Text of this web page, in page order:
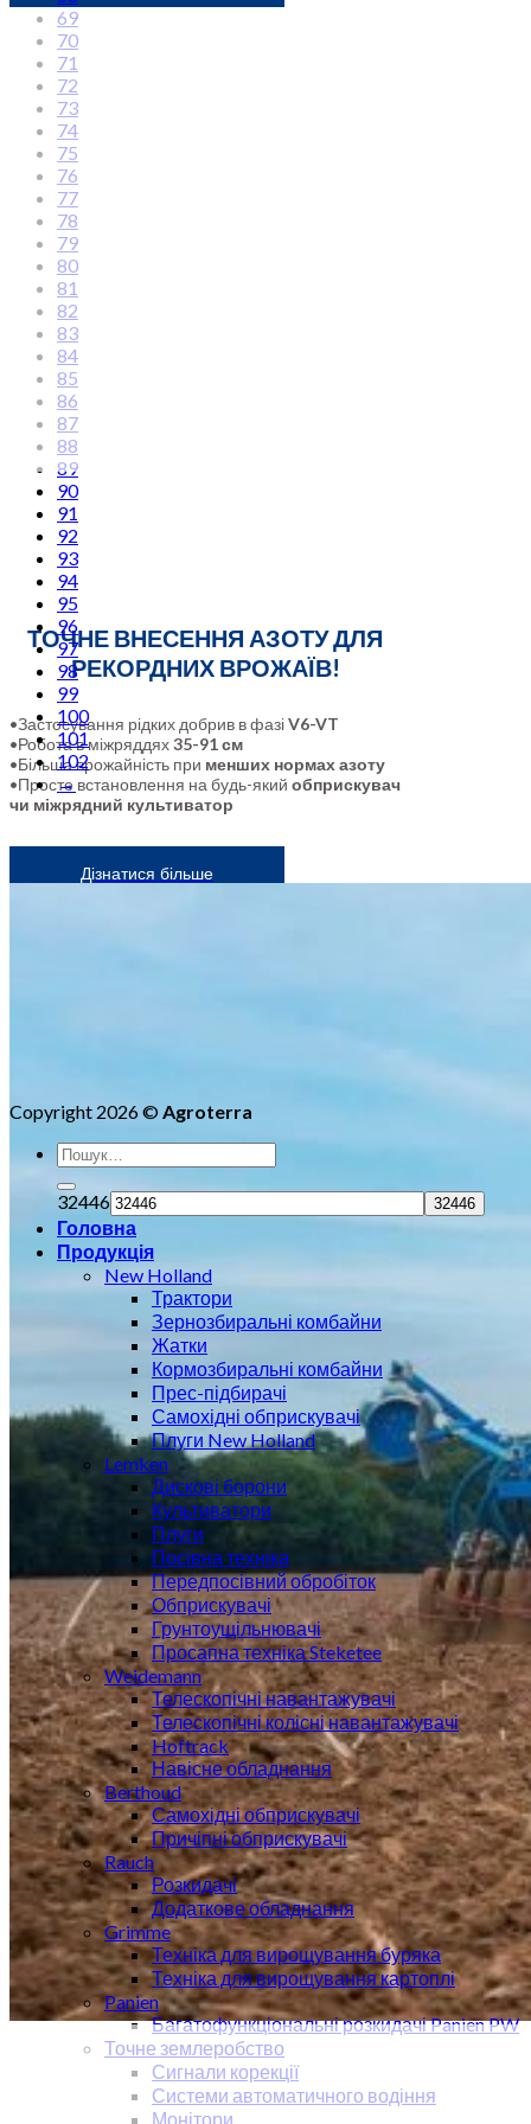
ТОЧНЕ ВНЕСЕННЯ АЗОТУ ДЛЯ
РЕКОРДНИХ ВРОЖАЇВ!
•Застосування рідких добрив в фазіV6-VT
•Робота в міжряддях35-91 см
•Більша врожайність при менших нормах азоту
•Просте встановлення на будь-який обприскувач
чи міжрядний культиватор
Дізнатися більше
69
70
71
72
73
74
75
76
77
78
79
80
81
82
83
84
85
86
87
88
89
90
91
92
93
94
95
96
97
98
99
100
101
102
→
Copyright 2026 © Agroterra
32446
Головна
Продукція
New Holland
Трактори
Зернозбиральні комбайни
Жатки
Кормозбиральні комбайни
Прес-підбирачі
Самохідні обприскувачі
Плуги New Holland
Lemken
Дискові борони
Культиватори
Плуги
Посівна техніка
Передпосівний обробіток
Обприскувачі
Грунтоущільнювачі
Просапна техніка Steketee
Weidemann
Телескопічні навантажувачі
Телескопічні колісні навантажувачі
Hoftrack
Навісне обладнання
Berthoud
Самохідні обприскувачі
Причіпні обприскувачі
Rauch
Розкидачі
Додаткове обладнання
Grimme
Техніка для вирощування буряка
Техніка для вирощування картоплі
Panien
Багатофункціональні розкидачі Panien PW
Точне землеробство
Сигнали корекції
Системи автоматичного водіння
Монітори